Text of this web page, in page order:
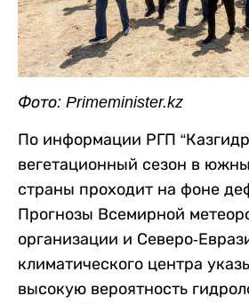
Фото: Primeminister.kz
По информации РГП
вегетационный сезон в
страны проходит на фоне
Прогнозы Всемирной
организации и Северо-
климатического центра
высокую вероятность